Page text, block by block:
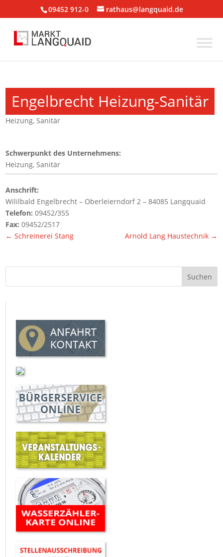
09452 912-0 rathaus@langquaid.de
Engelbrecht Heizung-Sanitär
Heizung,Sanitär
Schwerpunkt des Unternehmens:
Heizung, Sanitär
Anschrift:
Wililbald Engelbrecht – Oberleierndorf 2 – 84085 Langquaid
Telefon: 09452/355
Fax: 09452/2517
← Schreinerei Stang Arnold Lang Haustechnik →